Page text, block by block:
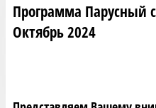
Программа Парусный
Октябрь 2024